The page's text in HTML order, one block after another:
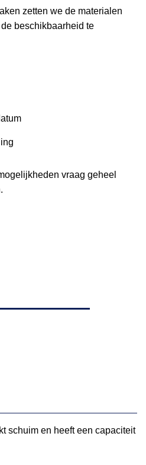
zetten we de materialen
beschikbaarheid te
vraag geheel
schuim en heeft een capaciteit